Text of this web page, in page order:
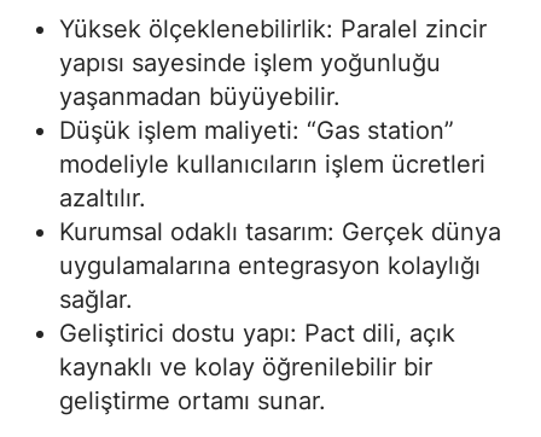
Yüksek ölçeklenebilirlik: Paralel zincir
yapısı sayesinde işlem yoğunluğu
yaşanmadan büyüyebilir.
Düşük işlem maliyeti: “Gas station”
modeliyle kullanıcıların işlem ücretleri
azaltılır.
Kurumsal odaklı tasarım: Gerçek dünya
uygulamalarına entegrasyon kolaylığı
sağlar.
Geliştirici dostu yapı: Pact dili, açık
kaynaklı ve kolay öğrenilebilir bir
geliştirme ortamı sunar.